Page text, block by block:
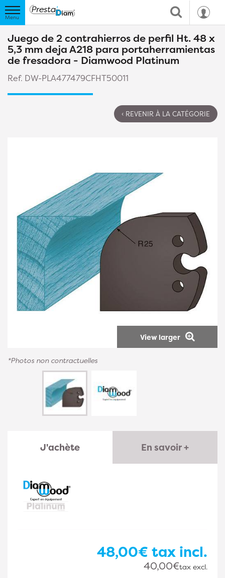
Juego de 2 contrahierros de perfil Ht. 48 x
5,3 mm deja A218 para portaherramientas
de fresadora - Diamwood Platinum
Ref. DW-PLA477479CFHT50011
‹ REVENIR À LA CATÉGORIE
View larger
*Photos non contractuelles
J'achète En savoir +
48,00€ tax incl.
40,00€tax excl.